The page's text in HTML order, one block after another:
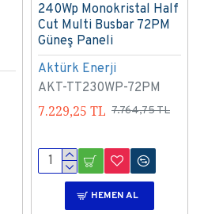
Aktürk Enerji
AKT-TT230WP-72PM
240Wp Monokristal Half
Cut Multi Busbar 72PM
Güneş Paneli
7.229,25 TL 7.764,75 TL
HEMEN AL